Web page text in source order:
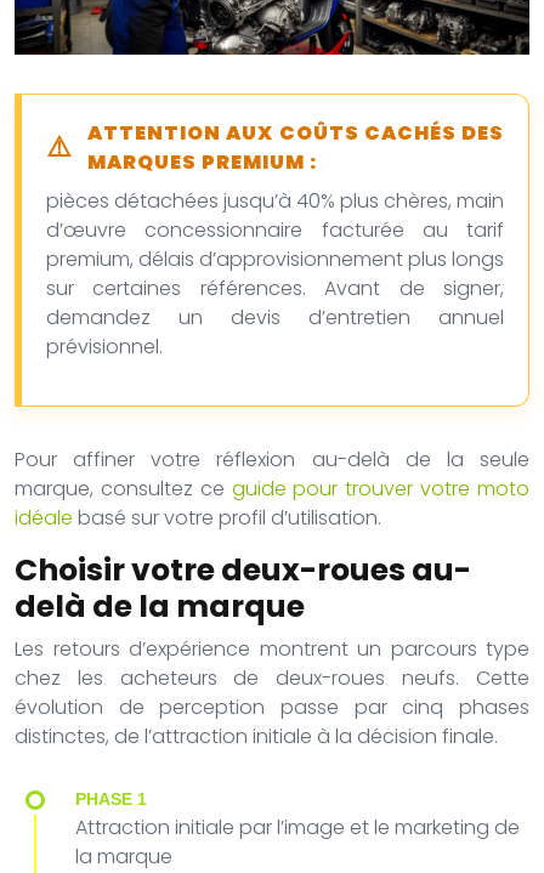
ATTENTION AUX COÛTS CACHÉS DES
MARQUES PREMIUM :
pièces détachées jusqu’à 40% plus chères, main
d’œuvre concessionnaire facturée au tarif
premium, délais d’approvisionnement plus longs
sur certaines références. Avant de signer,
demandez un devis d’entretien annuel
prévisionnel.
Pour affiner votre réflexion au-delà de la seule
marque, consultez ce guide pour trouver votre moto
idéale basé sur votre profil d’utilisation.
Choisir votre deux-roues au-
delà de la marque
Les retours d’expérience montrent un parcours type
chez les acheteurs de deux-roues neufs. Cette
évolution de perception passe par cinq phases
distinctes, de l’attraction initiale à la décision finale.
PHASE 1
Attraction initiale par l’image et le marketing de
la marque